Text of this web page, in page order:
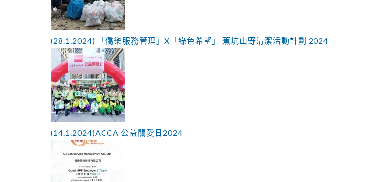
(28.1.2024) 「僑樂服務管理」X「綠色希望」 蕉坑山野清潔活動計劃 2024
(14.1.2024)ACCA 公益關愛日2024